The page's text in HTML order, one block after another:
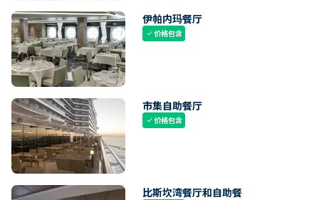
伊帕内玛餐厅
check价格包含
市集自助餐厅
check价格包含
比斯坎湾餐厅和自助餐